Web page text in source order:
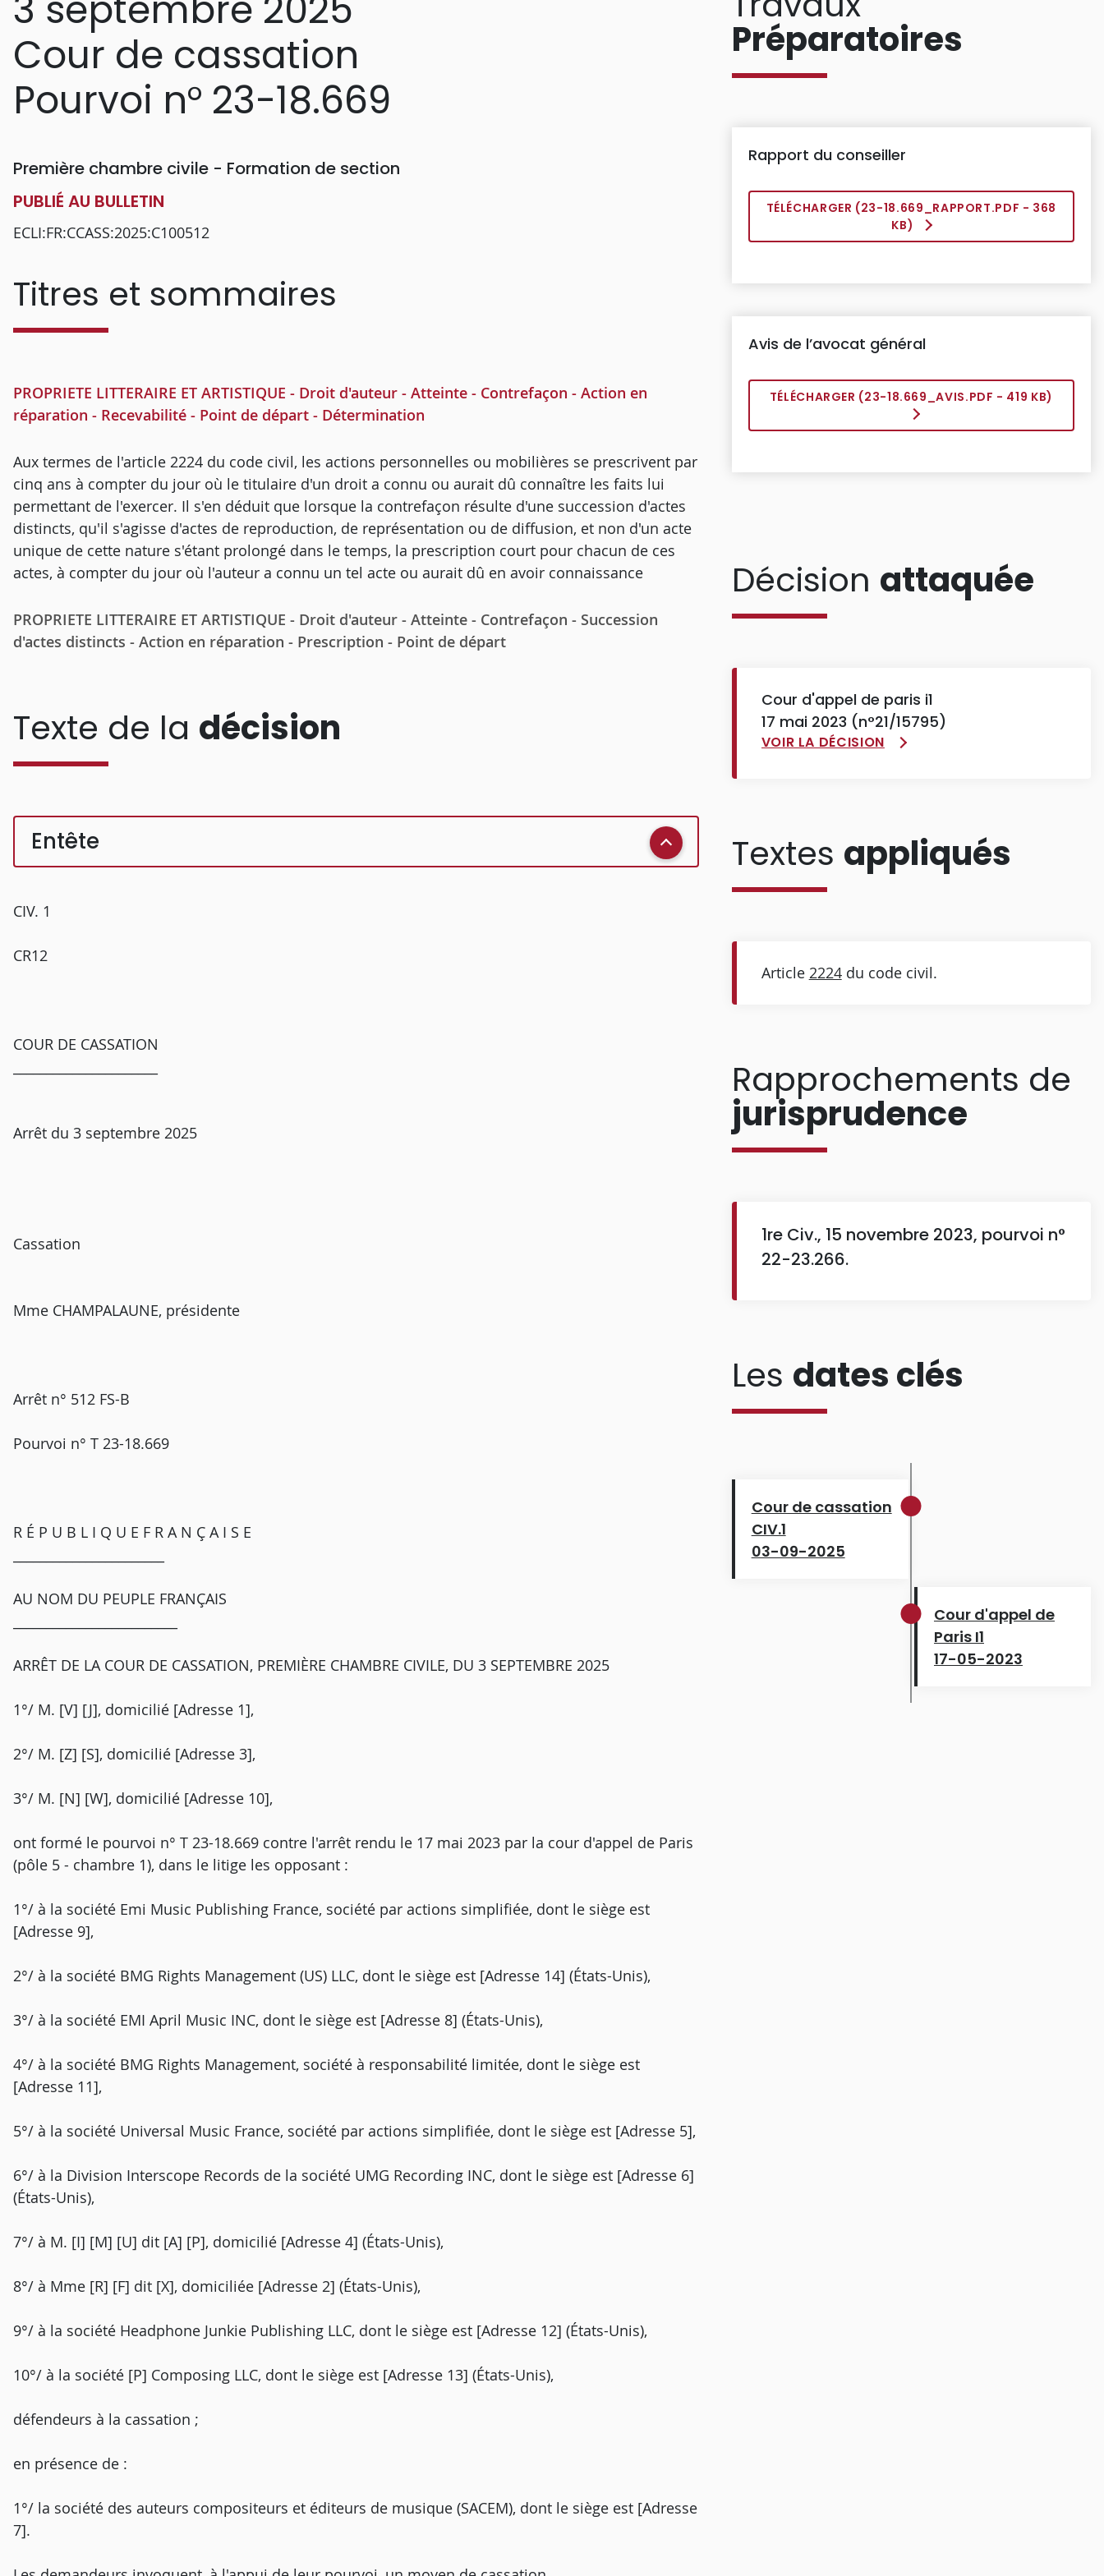
Cour de cassation
Pourvoi n° 23-18.669
Première chambre civile - Formation de section
PUBLIÉ AU BULLETIN
ECLI:FR:CCASS:2025:C100512
Titres et sommaires
PROPRIETE LITTERAIRE ET ARTISTIQUE - Droit d'auteur - Atteinte - Contrefaçon - Action en
réparation - Recevabilité - Point de départ - Détermination
Aux termes de l'article 2224 du code civil, les actions personnelles ou mobilières se prescrivent par
cinq ans à compter du jour où le titulaire d'un droit a connu ou aurait dû connaître les faits lui
permettant de l'exercer. Il s'en déduit que lorsque la contrefaçon résulte d'une succession d'actes
distincts, qu'il s'agisse d'actes de reproduction, de représentation ou de diffusion, et non d'un acte
unique de cette nature s'étant prolongé dans le temps, la prescription court pour chacun de ces
actes, à compter du jour où l'auteur a connu un tel acte ou aurait dû en avoir connaissance
PROPRIETE LITTERAIRE ET ARTISTIQUE - Droit d'auteur - Atteinte - Contrefaçon - Succession
d'actes distincts - Action en réparation - Prescription - Point de départ
Texte de la décision
Entête
CIV. 1
CR12
COUR DE CASSATION
Arrêt du 3 septembre 2025
Cassation
Mme CHAMPALAUNE, présidente
Arrêt n° 512 FS-B
Pourvoi n° T 23-18.669
R É P U B L I Q U E F R A N Ç A I S E
AU NOM DU PEUPLE FRANÇAIS
ARRÊT DE LA COUR DE CASSATION, PREMIÈRE CHAMBRE CIVILE, DU 3 SEPTEMBRE 2025
1°/ M. [V] [J], domicilié [Adresse 1],
2°/ M. [Z] [S], domicilié [Adresse 3],
3°/ M. [N] [W], domicilié [Adresse 10],
ont formé le pourvoi n° T 23-18.669 contre l'arrêt rendu le 17 mai 2023 par la cour d'appel de Paris
(pôle 5 - chambre 1), dans le litige les opposant :
1°/ à la société Emi Music Publishing France, société par actions simplifiée, dont le siège est
[Adresse 9],
2°/ à la société BMG Rights Management (US) LLC, dont le siège est [Adresse 14] (États-Unis),
3°/ à la société EMI April Music INC, dont le siège est [Adresse 8] (États-Unis),
4°/ à la société BMG Rights Management, société à responsabilité limitée, dont le siège est
[Adresse 11],
5°/ à la société Universal Music France, société par actions simplifiée, dont le siège est [Adresse 5],
6°/ à la Division Interscope Records de la société UMG Recording INC, dont le siège est [Adresse 6]
(États-Unis),
7°/ à M. [I] [M] [U] dit [A] [P], domicilié [Adresse 4] (États-Unis),
8°/ à Mme [R] [F] dit [X], domiciliée [Adresse 2] (États-Unis),
9°/ à la société Headphone Junkie Publishing LLC, dont le siège est [Adresse 12] (États-Unis),
10°/ à la société [P] Composing LLC, dont le siège est [Adresse 13] (États-Unis),
défendeurs à la cassation ;
en présence de :
1°/ la société des auteurs compositeurs et éditeurs de musique (SACEM), dont le siège est [Adresse
7].
Préparatoires
Rapport du conseiller
TÉLÉCHARGER (23-18.669_RAPPORT.PDF - 368
KB)
Avis de l’avocat général
TÉLÉCHARGER (23-18.669_AVIS.PDF - 419 KB)
Décision attaquée
Cour d'appel de paris i1
17 mai 2023 (n°21/15795)
VOIR LA DÉCISION
Textes appliqués
Article 2224du code civil.
Rapprochements de
jurisprudence
1re Civ., 15 novembre 2023, pourvoi n°
22-23.266.
Les dates clés
Cour de cassation
CIV.1
03-09-2025
Cour d'appel de
Paris I1
17-05-2023